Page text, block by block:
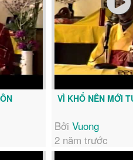
VÌ KHỔ NÊN MỚI
Bởi Vuong
2 năm trước